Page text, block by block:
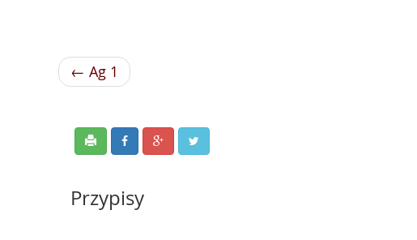
← Ag 1
Przypisy